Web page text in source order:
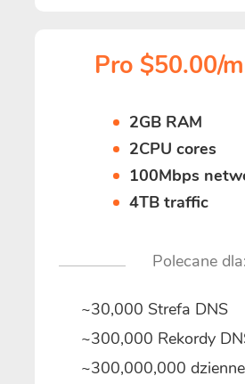
Pro $50.00/
2GB RAM
2CPU cores
100Mbps
4TB traffic
Polecane dla:
~30,000 Strefa DNS
~300,000 Rekordy
~300,000,000